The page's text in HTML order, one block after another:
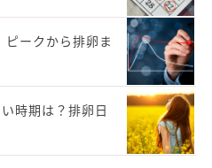
ークから排卵ま
時期は？排卵日